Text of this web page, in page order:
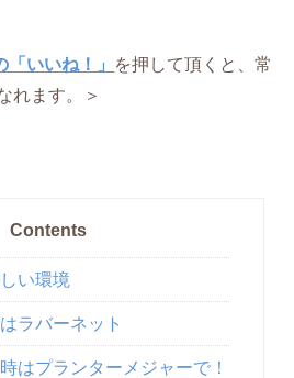
いいね！」 を押して頂くと、常
れます。＞
Contents
い環境
ラバーネット
はプランターメジャーで！